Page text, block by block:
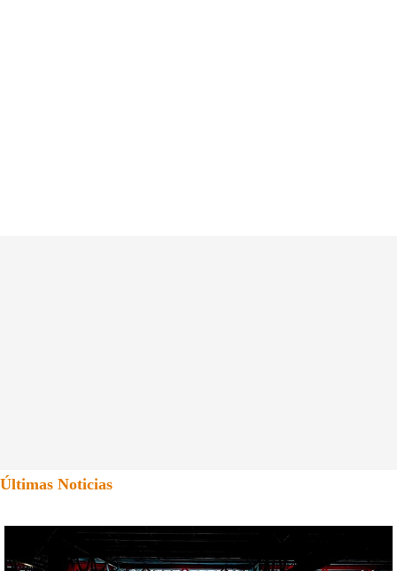
Últimas Noticias